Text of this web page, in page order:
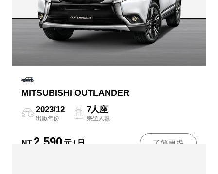
MITSUBISHI OUTLANDER
2023/12
出廠年份
7人座
乘坐人數
NT 2,590 元 / 日 了解更多